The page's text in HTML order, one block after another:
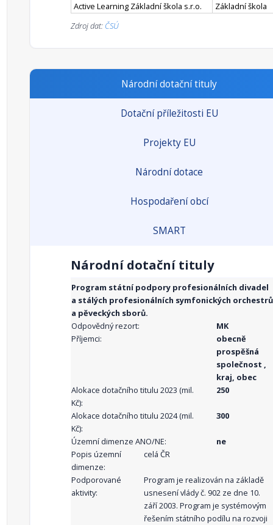
Active Learning Základní škola s.r.o.
Základní škola
Zdroj dat: ČSÚ
Národní dotační tituly
Dotační příležitosti EU
Projekty EU
Národní dotace
Hospodaření obcí
SMART
Národní dotační tituly
Program státní podpory profesionálních divadel
a stálých profesionálních symfonických orchestrů
a pěveckých sborů.
Odpovědný rezort:
MK
Příjemci:
obecně
prospěšná
společnost ,
kraj, obec
Alokace dotačního titulu 2023 (mil.
Kč):
250
Alokace dotačního titulu 2024 (mil.
Kč):
300
Územní dimenze ANO/NE:
ne
Popis územní
dimenze:
celá ČR
Podporované
aktivity:
Program je realizován na základě
usnesení vlády č. 902 ze dne 10.
září 2003. Program je systémovým
řešením státního podílu na rozvoji